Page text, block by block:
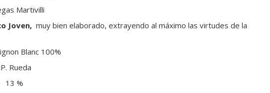
Martivilli
Joven, muy bien elaborado, extrayendo al máximo las virtudes de la
Blanc 100%
Rueda
13 %